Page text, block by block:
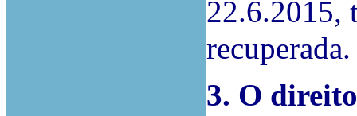
22.6.2015,
recuperada.
3. O